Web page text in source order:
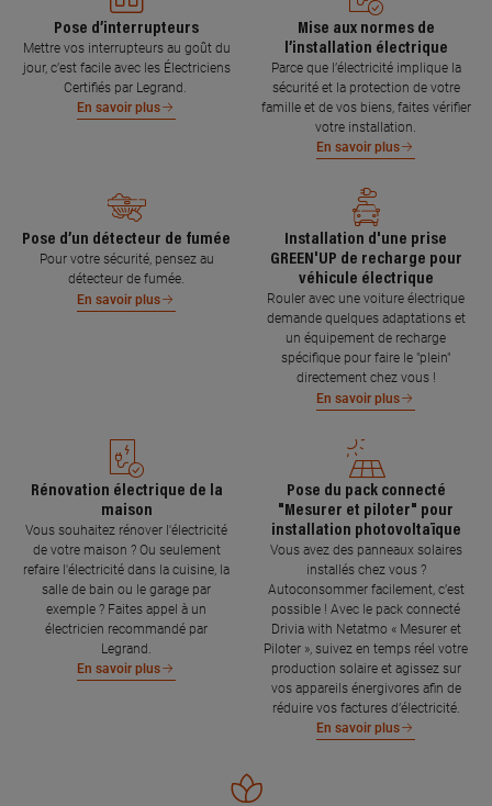
Pose d’interrupteurs
Mettre vos interrupteurs au goût du
jour, c’est facile avec les Électriciens
Certifiés par Legrand.
En savoir plus
Mise aux normes de
l’installation électrique
Parce que l’électricité implique la
sécurité et la protection de votre
famille et de vos biens, faites vérifier
votre installation.
En savoir plus
Pose d’un détecteur de fumée
Pour votre sécurité, pensez au
détecteur de fumée.
En savoir plus
Installation d'une prise
GREEN'UP de recharge pour
véhicule électrique
Rouler avec une voiture électrique
demande quelques adaptations et
un équipement de recharge
spécifique pour faire le "plein"
directement chez vous !
En savoir plus
Rénovation électrique de la
maison
Vous souhaitez rénover l'électricité
de votre maison ? Ou seulement
refaire l'électricité dans la cuisine, la
salle de bain ou le garage par
exemple ? Faites appel à un
électricien recommandé par
Legrand.
En savoir plus
Pose du pack connecté
"Mesurer et piloter" pour
installation photovoltaïque
Vous avez des panneaux solaires
installés chez vous ?
Autoconsommer facilement, c’est
possible ! Avec le pack connecté
Drivia with Netatmo « Mesurer et
Piloter », suivez en temps réel votre
production solaire et agissez sur
vos appareils énergivores afin de
réduire vos factures d’électricité.
En savoir plus